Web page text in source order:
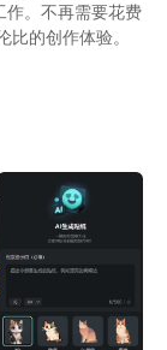
作。不再需要花费
的创作体验。